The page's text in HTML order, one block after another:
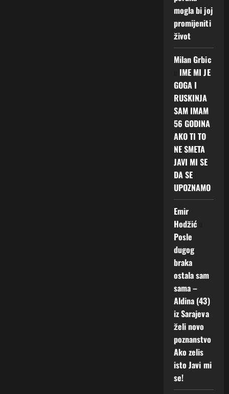
mogla bi joj
promijeniti
život
Milan Grbic
IME MI JE
GOGA I
RUSKINJA
SAM IMAM
56 GODINA
AKO TI TO
NE SMETA
JAVI MI SE
DA SE
UPOZNAMO
Emir
Hodžić
Posle
dugog
braka
ostala sam
sama –
Aldina (43)
iz Sarajeva
želi novo
poznanstvo
Ako zelis
isto Javi mi
se!